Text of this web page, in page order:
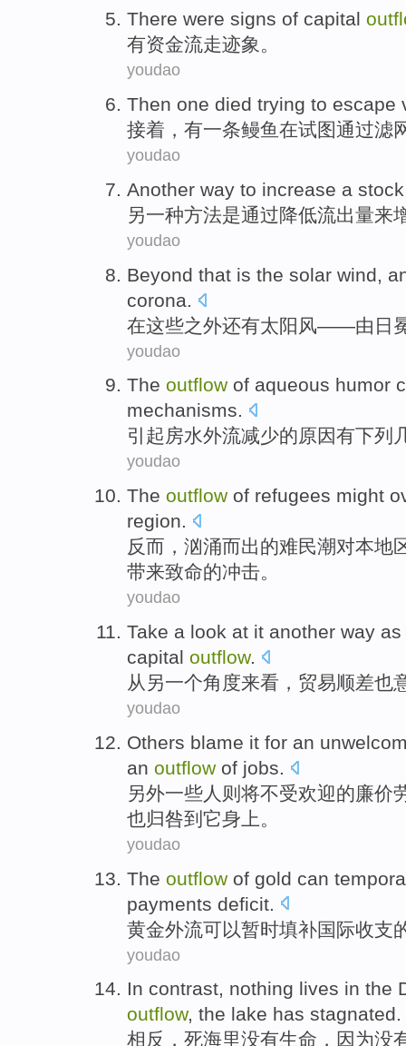
There were signs of capital
有资金流走迹象 。
youdao
Then one died trying to escape
接着， 有一条鳗鱼在试图通过滤
youdao
Another way to increase a stock
另一种方法是通过降低流出量来
youdao
Beyond that is the solar wind ,
corona
在这些之外还有太阳风——由 日
youdao
The outflow of aqueous humor
mechanisms.
引起 房水外流减少的原因有下列
youdao
The outflow of refugees might
region.
反而，汹涌而出的难民潮对本地
带来致命的冲击。
youdao
Take a look at it another way
capital outflow.
从 另一个角度来看 ， 贸易顺差也
youdao
Others blame it for an
an outflow of jobs.
另外一些人则 将不受欢迎的廉价
也归咎到 它身上。
youdao
The outflow of gold can
payments deficit
黄金外流可以暂时填补国际收支
youdao
In contrast, nothing lives in the
outflow, the lake has stagnated.
相反 ， 死海里没有生命 ， 因为没